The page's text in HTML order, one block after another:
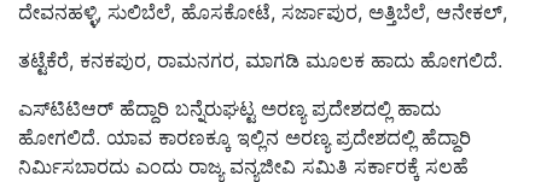
ದೇವನಹಳ್ಳಿ, ಸುಲಿಬೆಲೆ, ಹೊಸಕೋಟೆ, ಸರ್ಜಾಪುರ, ಅತ್ತಿಬೆಲೆ, ಆನೇಕಲ್,
ತಟ್ಟೆಕೆರೆ, ಕನಕಪುರ, ರಾಮನಗರ, ಮಾಗಡಿ ಮೂಲಕ ಹಾದು ಹೋಗಲಿದೆ.
ಎಸ್‌ಟಿಟಿಆರ್ ಹೆದ್ದಾರಿ ಬನ್ನೆರುಘಟ್ಟ ಅರಣ್ಯ ಪ್ರದೇಶದಲ್ಲಿ ಹಾದು
ಹೋಗಲಿದೆ. ಯಾವ ಕಾರಣಕ್ಕೂ ಇಲ್ಲಿನ ಅರಣ್ಯ ಪ್ರದೇಶದಲ್ಲಿ ಹೆದ್ದಾರಿ
ನಿರ್ಮಿಸಬಾರದು ಎಂದು ರಾಜ್ಯ ವನ್ಯಜೀವಿ ಸಮಿತಿ ಸರ್ಕಾರಕ್ಕೆ ಸಲಹೆ